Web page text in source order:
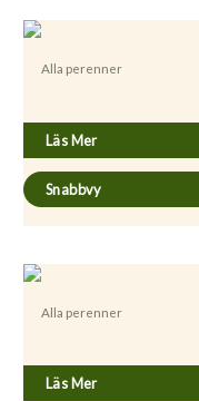
Alla perenner
Läs Mer
Snabbvy
Alla perenner
Läs Mer